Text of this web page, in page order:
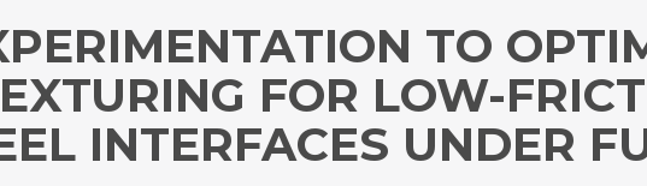
TO
FOR LOW-
INTERFACES UNDER